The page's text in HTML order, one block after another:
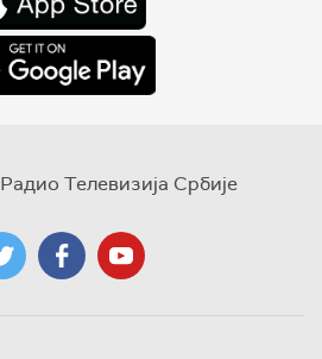
Радио Телевизија Србије